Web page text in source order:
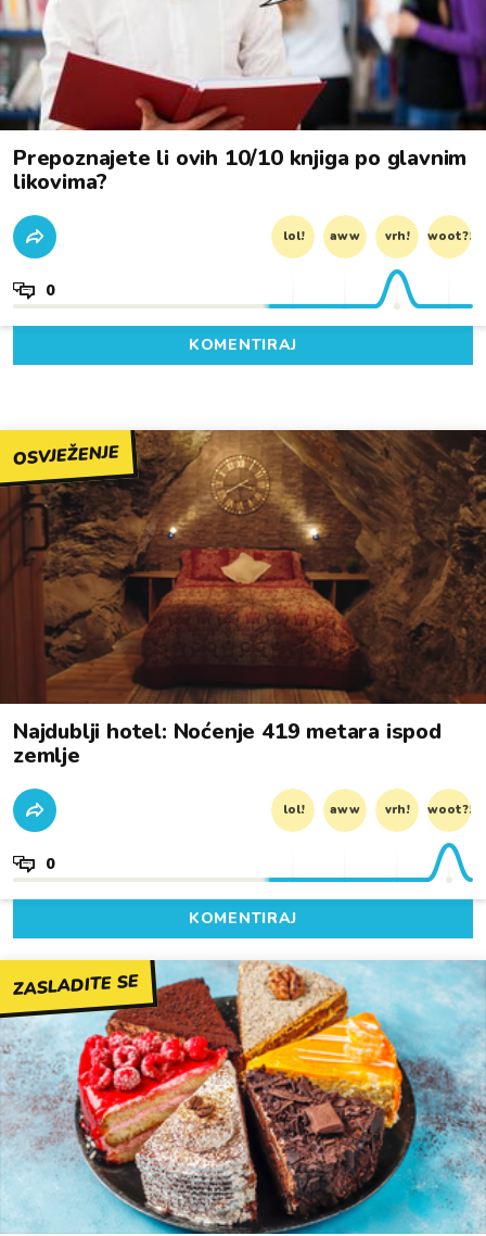
Prepoznajete li ovih 10/10 knjiga po glavnim
likovima?
lol! aww vrh! woot?!
0
KOMENTIRAJ
OSVJEŽENJE
Najdublji hotel: Noćenje 419 metara ispod
zemlje
lol! aww vrh! woot?!
0
KOMENTIRAJ
ZASLADITE SE